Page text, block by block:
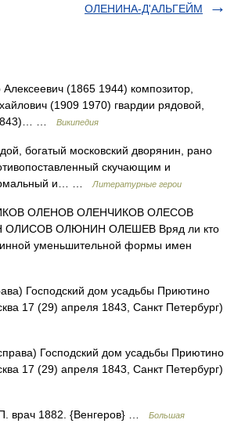
ОЛЕНИНА-Д'АЛЬГЕЙМ
(1865 1944) композитор,
(1909 1970) гвардии рядовой,
1843)… …
Википедия
богатый московский дворянин, рано
скучающим и
и… …
Литературные герои
ОЛЕНОВ ОЛЕНЧИКОВ ОЛЕСОВ
ОЛЮНИН ОЛЕШЕВ Вряд ли кто
уменьшительной формы имен
Господский дом усадьбы Приютино
17 (29) апреля 1843, Санкт Петербург)
Господский дом усадьбы Приютино
17 (29) апреля 1843, Санкт Петербург)
врач 1882. {Венгеров} …
Большая